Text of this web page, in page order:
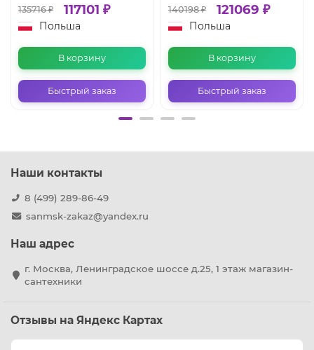
135716 ₽ 117101 ₽
Польша
В корзину
Быстрый заказ
140198 ₽ 121069 ₽
Польша
В корзину
Быстрый заказ
Наши контакты
8 (499) 289-86-49
sanmsk-zakaz@yandex.ru
Наш адрес
г. Москва, Ленинградское шоссе д.25, 1 этаж магазин-
сантехники
Отзывы на Яндекс Картах